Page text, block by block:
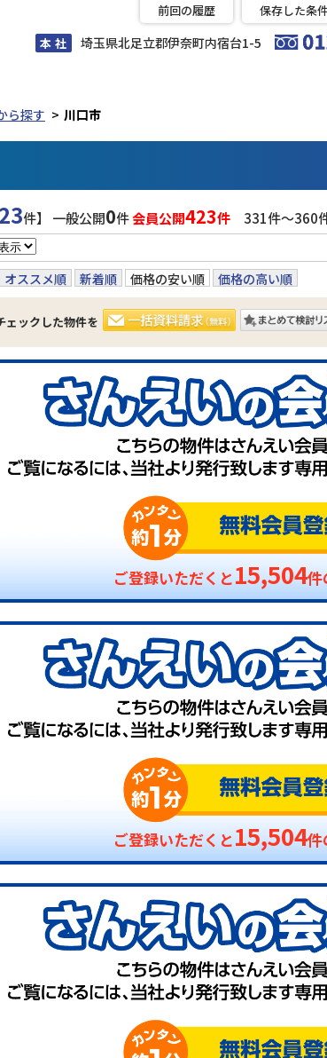
本 社 埼玉県北足立郡伊奈町内宿台1-5
前回の履歴 保存した条
ら探す 川口市
件】 一般公開0件会員公開423件 331件〜360
オススメ順 新着順 価格の安い順 価格の高い順
ェックした物件を
ご登録いただくと15,504件
ご登録いただくと15,504件